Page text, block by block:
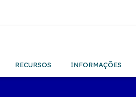
RECURSOS INFORMAÇÕES